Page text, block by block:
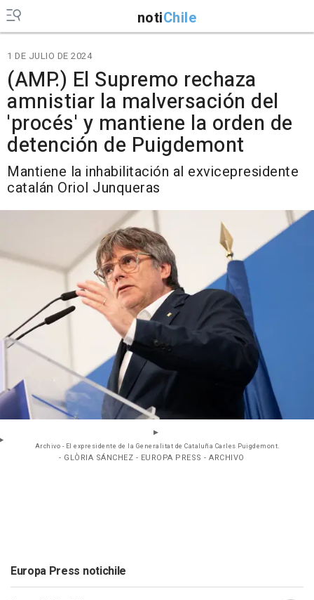
notiChile
1 DE JULIO DE 2024
(AMP.) El Supremo rechaza
amnistiar la malversación del
'procés' y mantiene la orden de
detención de Puigdemont
Mantiene la inhabilitación al exvicepresidente
catalán Oriol Junqueras
Archivo - El expresidente de la Generalitat de Cataluña Carles Puigdemont.
- GLÒRIA SÁNCHEZ - EUROPA PRESS - ARCHIVO
Europa Press notichile